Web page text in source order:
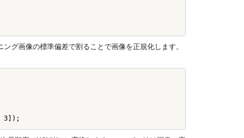
グ画像の標準偏差で割ることで画像を正規化します。